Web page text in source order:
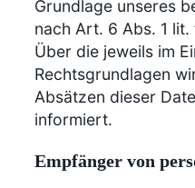
Grundlage unseres
nach Art. 6 Abs. 1 lit.
Über die jeweils im
Rechtsgrundlagen
Absätzen dieser
informiert.
Empfänger von